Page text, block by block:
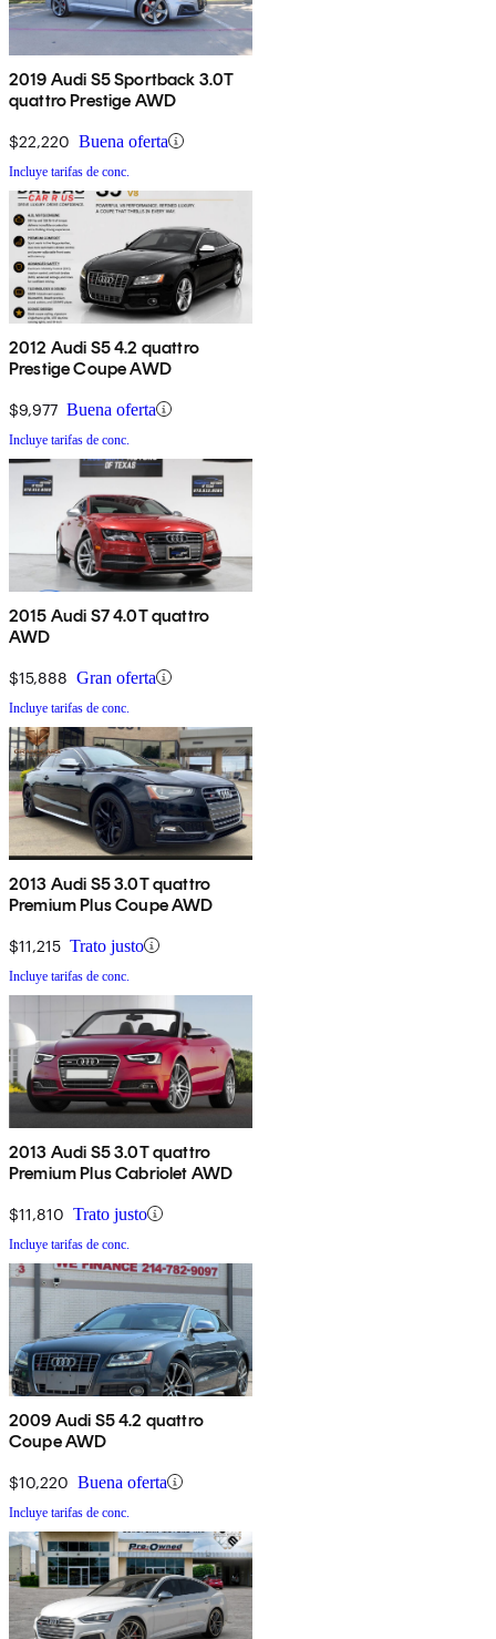
2019 Audi S5 Sportback 3.0T
quattro Prestige AWD
$22,220 Buena oferta
Incluye tarifas de conc.
2012 Audi S5 4.2 quattro
Prestige Coupe AWD
$9,977 Buena oferta
Incluye tarifas de conc.
2015 Audi S7 4.0T quattro
AWD
$15,888 Gran oferta
Incluye tarifas de conc.
2013 Audi S5 3.0T quattro
Premium Plus Coupe AWD
$11,215 Trato justo
Incluye tarifas de conc.
2013 Audi S5 3.0T quattro
Premium Plus Cabriolet AWD
$11,810 Trato justo
Incluye tarifas de conc.
2009 Audi S5 4.2 quattro
Coupe AWD
$10,220 Buena oferta
Incluye tarifas de conc.